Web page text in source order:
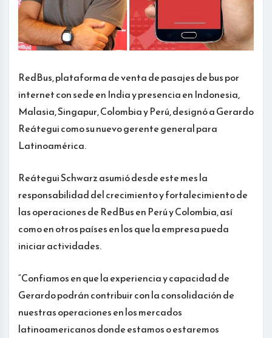
RedBus, plataforma de venta de pasajes de bus por
internet con sede en India y presencia en Indonesia,
Malasia, Singapur, Colombia y Perú, designó a Gerardo
Reátegui como su nuevo gerente general para
Latinoamérica.
Reátegui Schwarz asumió desde este mes la
responsabilidad del crecimiento y fortalecimiento de
las operaciones de RedBus en Perú y Colombia, así
como en otros países en los que la empresa pueda
iniciar actividades.
“Confiamos en que la experiencia y capacidad de
Gerardo podrán contribuir con la consolidación de
nuestras operaciones en los mercados
latinoamericanos donde estamos o estaremos